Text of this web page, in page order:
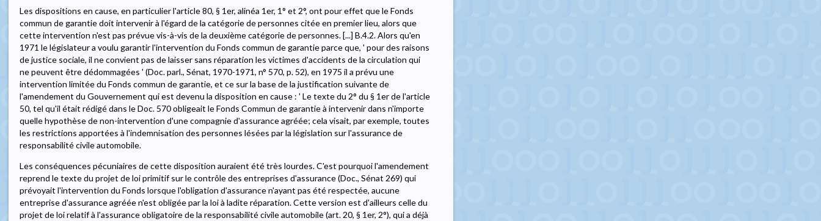
Les dispositions en cause, en particulier l'article 80, § 1er, alinéa 1er, 1° et 2°, ont pour effet que le Fonds
commun de garantie doit intervenir à l'égard de la catégorie de personnes citée en premier lieu, alors que
cette intervention n'est pas prévue vis-à-vis de la deuxième catégorie de personnes. [...] B.4.2. Alors qu'en
1971 le législateur a voulu garantir l'intervention du Fonds commun de garantie parce que, ' pour des raisons
de justice sociale, il ne convient pas de laisser sans réparation les victimes d'accidents de la circulation qui
ne peuvent être dédommagées ' (Doc. parl., Sénat, 1970-1971, n° 570, p. 52), en 1975 il a prévu une
intervention limitée du Fonds commun de garantie, et ce sur la base de la justification suivante de
l'amendement du Gouvernement qui est devenu la disposition en cause : ' Le texte du 2° du § 1er de l'article
50, tel qu'il était rédigé dans le Doc. 570 obligeait le Fonds Commun de garantie à intervenir dans n'importe
quelle hypothèse de non-intervention d'une compagnie d'assurance agréée; cela visait, par exemple, toutes
les restrictions apportées à l'indemnisation des personnes lésées par la législation sur l'assurance de
responsabilité civile automobile.
Les conséquences pécuniaires de cette disposition auraient été très lourdes. C'est pourquoi l'amendement
reprend le texte du projet de loi primitif sur le contrôle des entreprises d'assurance (Doc., Sénat 269) qui
prévoyait l'intervention du Fonds lorsque l'obligation d'assurance n'ayant pas été respectée, aucune
entreprise d'assurance agréée n'est obligée par la loi à ladite réparation. Cette version est d'ailleurs celle du
projet de loi relatif à l'assurance obligatoire de la responsabilité civile automobile (art. 20, § 1er, 2°), qui a déjà